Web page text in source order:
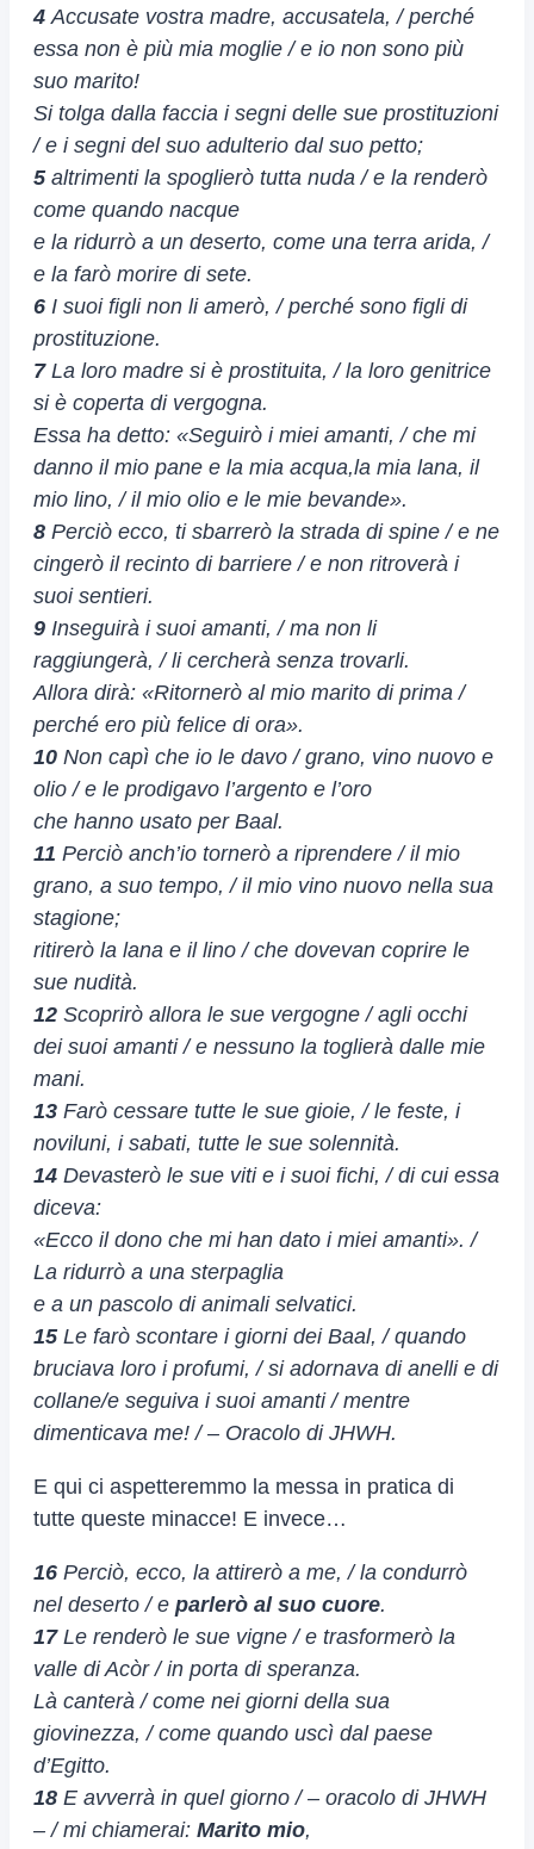
4 Accusate vostra madre, accusatela, / perché
essa non è più mia moglie / e io non sono più
suo marito!
Si tolga dalla faccia i segni delle sue prostituzioni
/ e i segni del suo adulterio dal suo petto;
5altrimenti la spoglierò tutta nuda / e la renderò
come quando nacque
e la ridurrò a un deserto, come una terra arida, /
e la farò morire di sete.
6 I suoi figli non li amerò, / perché sono figli di
prostituzione.
7La loro madre si è prostituita, / la loro genitrice
si è coperta di vergogna.
Essa ha detto: «Seguirò i miei amanti, / che mi
danno il mio pane e la mia acqua,la mia lana, il
mio lino, / il mio olio e le mie bevande».
8 Perciò ecco, ti sbarrerò la strada di spine / e ne
cingerò il recinto di barriere / e non ritroverà i
suoi sentieri.
9 Inseguirà i suoi amanti, / ma non li
raggiungerà, / li cercherà senza trovarli.
Allora dirà: «Ritornerò al mio marito di prima /
perché ero più felice di ora».
10 Non capì che io le davo / grano, vino nuovo e
olio / e le prodigavo l’argento e l’oro
che hanno usato per Baal.
11 Perciò anch’io tornerò a riprendere / il mio
grano, a suo tempo, / il mio vino nuovo nella sua
stagione;
ritirerò la lana e il lino / che dovevan coprire le
sue nudità.
12 Scoprirò allora le sue vergogne / agli occhi
dei suoi amanti / e nessuno la toglierà dalle mie
mani.
13 Farò cessare tutte le sue gioie, / le feste, i
noviluni, i sabati, tutte le sue solennità.
14 Devasterò le sue viti e i suoi fichi, / di cui essa
diceva:
«Ecco il dono che mi han dato i miei amanti». /
La ridurrò a una sterpaglia
e a un pascolo di animali selvatici.
15Le farò scontare i giorni dei Baal, / quando
bruciava loro i profumi, / si adornava di anelli e di
collane/e seguiva i suoi amanti / mentre
dimenticava me! / – Oracolo di JHWH.
E qui ci aspetteremmo la messa in pratica di
tutte queste minacce! E invece…
16 Perciò, ecco, la attirerò a me, / la condurrò
nel deserto / e parlerò al suo cuore.
17Le renderò le sue vigne / e trasformerò la
valle di Acòr / in porta di speranza.
Là canterà / come nei giorni della sua
giovinezza, / come quando uscì dal paese
d’Egitto.
18 E avverrà in quel giorno / – oracolo di JHWH
– / mi chiamerai: Marito mio,